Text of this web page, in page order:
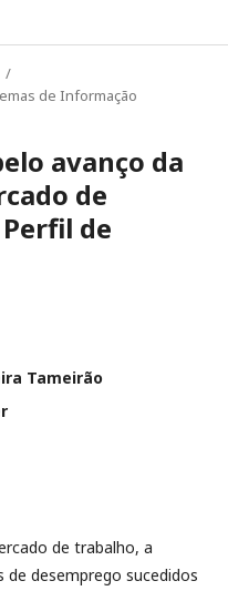
/
de Informação
avanço da
de
de
Tameirão
de trabalho, a
de desemprego sucedidos